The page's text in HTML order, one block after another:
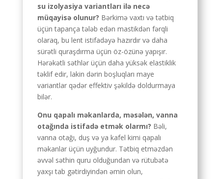
su izolyasiya variantları ilə necə
müqayisə olunur? Bərkimə vaxtı və tətbiq
üçün tapança tələb edən mastikdən fərqli
olaraq, bu lent istifadəyə hazırdır və daha
sürətli quraşdırma üçün öz-özünə yapışır.
Hərəkətli səthlər üçün daha yüksək elastiklik
təklif edir, lakin dərin boşluqları maye
variantlar qədər effektiv şəkildə doldurmaya
bilər.
Onu qapalı məkanlarda, məsələn, vanna
otağında istifadə etmək olarmı? Bəli,
vanna otağı, duş və ya kafel kimi qapalı
məkanlar üçün uyğundur. Tətbiq etməzdən
əvvəl səthin quru olduğundan və rütubətə
yaxşı tab gətirdiyindən əmin olun,